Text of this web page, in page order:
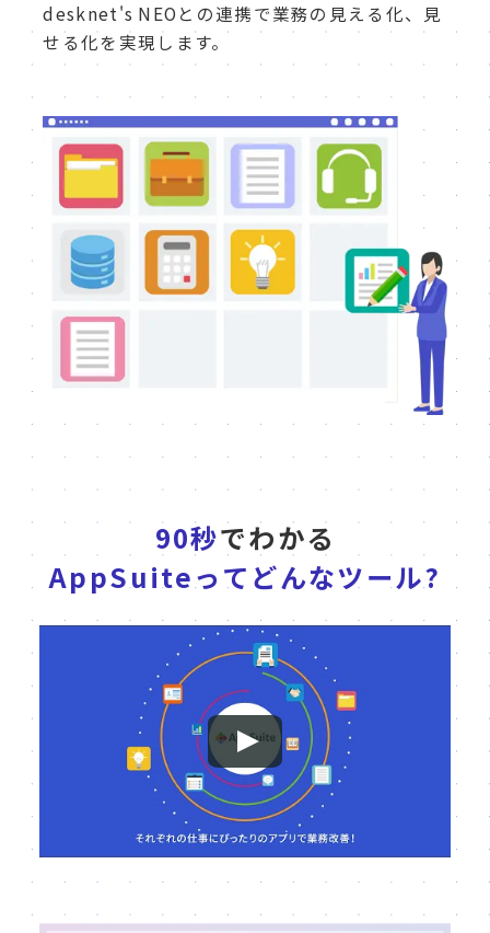
desknet's NEOとの連携で業務の見える化、見
せる化を実現します。
90秒でわかる
AppSuiteってどんなツール?